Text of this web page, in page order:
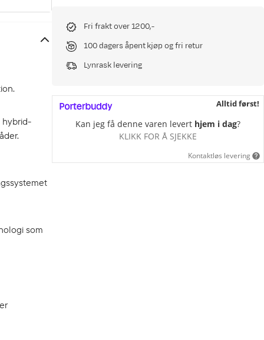
hybrid-
som
Fri frakt over 1200,-
100 dagers åpent kjøp og fri retur
Lynrask levering
Alltid først!
Kan jeg få denne varen levert hjem i dag?
KLIKK FOR Å SJEKKE
Kontaktløs levering